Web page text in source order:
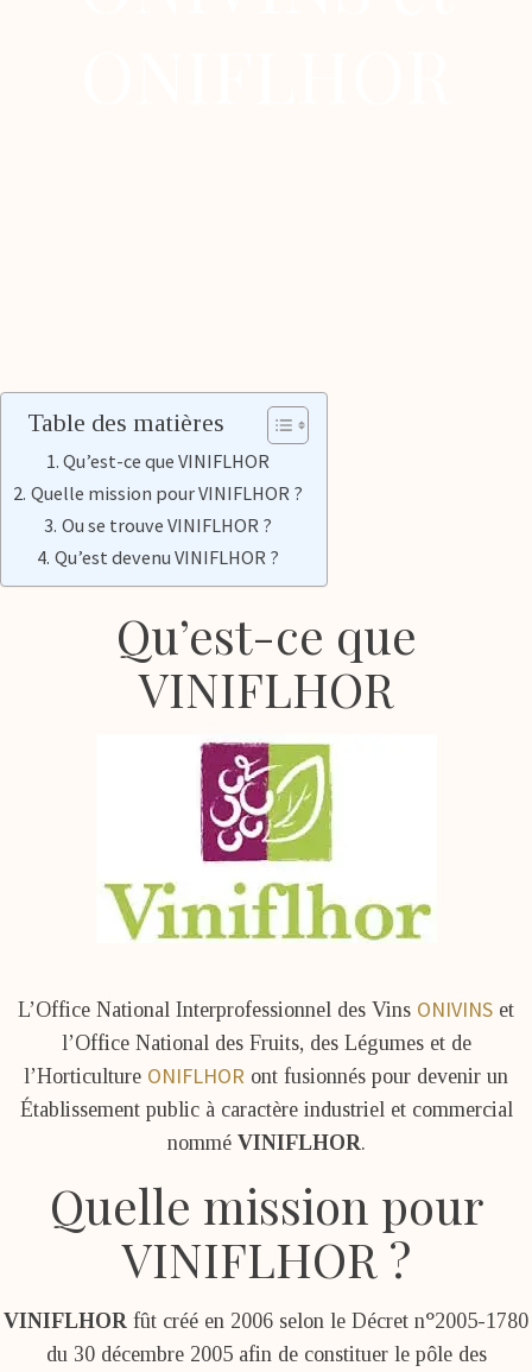
Table des matières
Qu’est-ce que VINIFLHOR
Quelle mission pour VINIFLHOR ?
Ou se trouve VINIFLHOR ?
Qu’est devenu VINIFLHOR ?
Qu’est-ce que
VINIFLHOR
L’Office National Interprofessionnel des Vins ONIVINS et
l’Office National des Fruits, des Légumes et de
l’Horticulture ONIFLHOR ont fusionnés pour devenir un
Établissement public à caractère industriel et commercial
nommé VINIFLHOR.
Quelle mission pour
VINIFLHOR ?
VINIFLHOR fût créé en 2006 selon le Décret n°2005-1780
du 30 décembre 2005 afin de constituer le pôle des